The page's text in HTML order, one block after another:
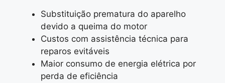
Substituição prematura do aparelho
devido a queima do motor
Custos com assistência técnica para
reparos evitáveis
Maior consumo de energia elétrica por
perda de eficiência